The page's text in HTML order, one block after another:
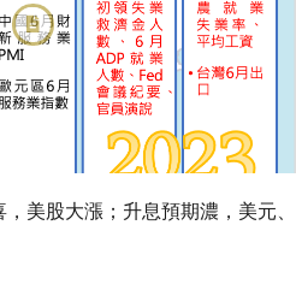
美股大漲；升息預期濃，美元、